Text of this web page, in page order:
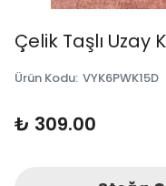
Çelik Taşlı Uzay
Ürün Kodu: VYK6PWK15D
₺ 309.00